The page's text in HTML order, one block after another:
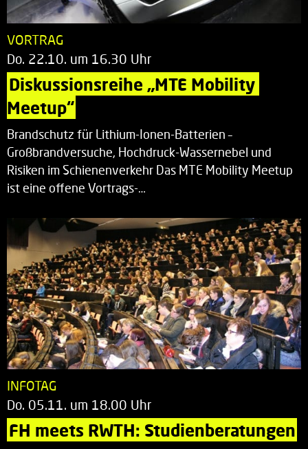
VORTRAG
Do. 22.10. um 16.30 Uhr
Diskussionsreihe „MTE Mobility
Meetup“
Brandschutz für Lithium-Ionen-Batterien –
Großbrandversuche, Hochdruck-Wassernebel und
Risiken im Schienenverkehr Das MTE Mobility Meetup
ist eine offene Vortrags-…
INFOTAG
Do. 05.11. um 18.00 Uhr
FH meets RWTH: Studienberatungen